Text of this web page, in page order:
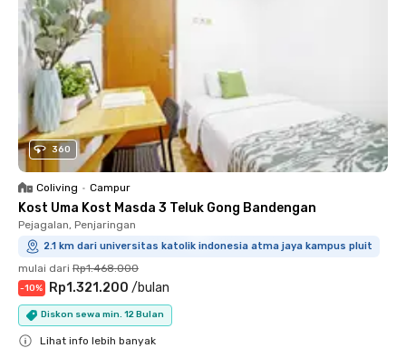
360
Coliving • Campur
Kost Uma Kost Masda 3 Teluk Gong Bandengan
Pejagalan, Penjaringan
2.1 km dari universitas katolik indonesia atma jaya kampus pluit
mulai dari Rp1.468.000
-10% Rp1.321.200 /bulan
Diskon sewa min. 12 Bulan
Lihat info lebih banyak